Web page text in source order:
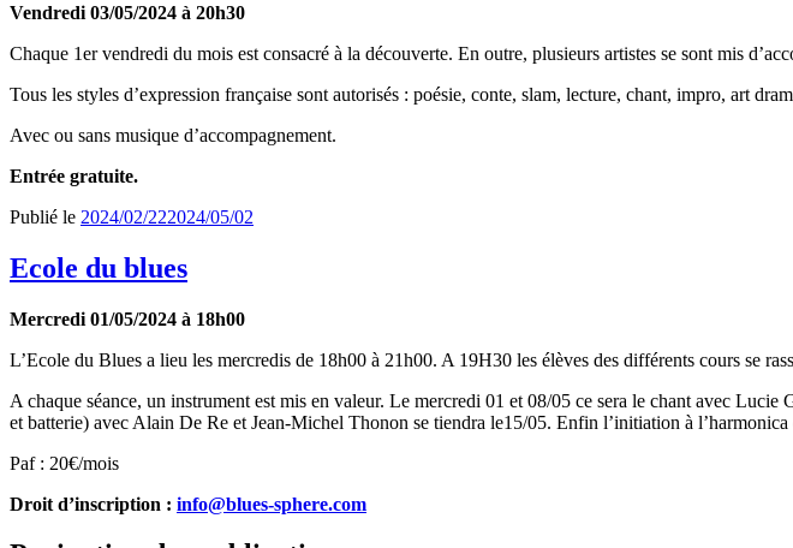
Vendredi 03/05/2024 à 20h30
Chaque 1er vendredi du mois est consacré à la découverte. En outre, plusieurs artistes se sont mis
Tous les styles d’expression française sont autorisés : poésie, conte, slam, lecture, chant, impro, art
Avec ou sans musique d’accompagnement.
Entrée gratuite.
Publié le 2024/02/222024/05/02
Ecole du blues
Mercredi 01/05/2024 à 18h00
L’Ecole du Blues a lieu les mercredis de 18h00 à 21h00. A 19H30 les élèves des différents cours se
A chaque séance, un instrument est mis en valeur. Le mercredi 01 et 08/05 ce sera le chant avec
et batterie) avec Alain De Re et Jean-Michel Thonon se tiendra le15/05. Enfin l’initiation à
Paf : 20€/mois
Droit d’inscription : info@blues-sphere.com